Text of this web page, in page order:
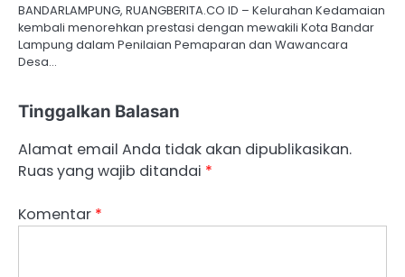
BANDARLAMPUNG, RUANGBERITA.CO ID – Kelurahan Kedamaian
kembali menorehkan prestasi dengan mewakili Kota Bandar
Lampung dalam Penilaian Pemaparan dan Wawancara
Desa…
Tinggalkan Balasan
Alamat email Anda tidak akan dipublikasikan.
Ruas yang wajib ditandai *
Komentar *